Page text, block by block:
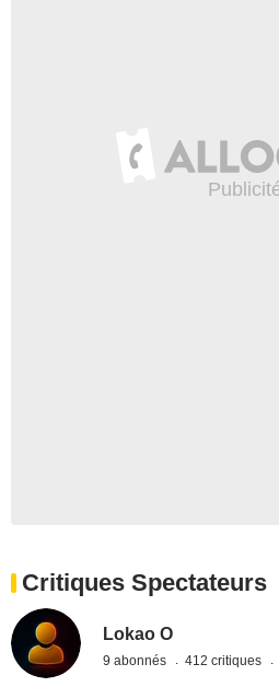
Critiques Spectateurs
Lokao O
9 abonnés 412 critiques